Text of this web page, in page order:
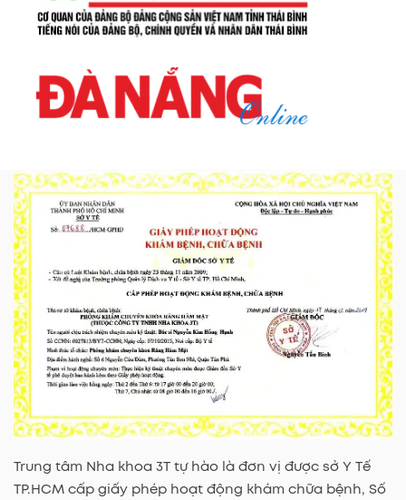
Trung tâm Nha khoa 3T tự hào là đơn vị được sở Y Tế
TP.HCM cấp giấy phép hoạt động khám chữa bệnh, Số